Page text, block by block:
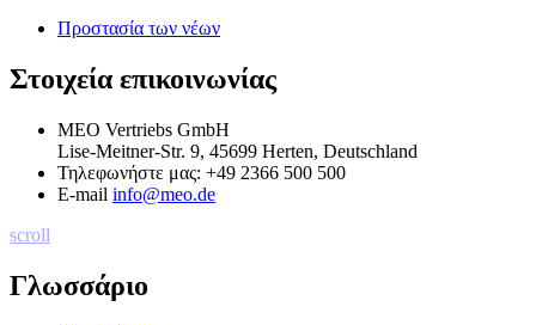
Προστασία των νέων
Στοιχεία επικοινωνίας
MEO Vertriebs GmbH
Lise-Meitner-Str. 9, 45699 Herten, Deutschland
Τηλεφωνήστε μας: +49 2366 500 500
E-mail info@meo.de
scroll
Γλωσσάριο